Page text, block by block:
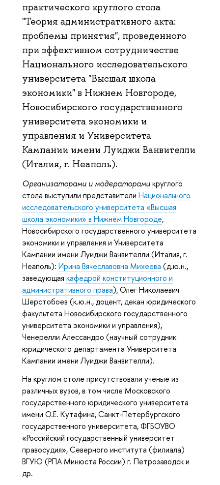
практического круглого стола
"Теория административного акта:
проблемы принятия", проведенного
при эффективном сотрудничестве
Национального исследовательского
университета "Высшая школа
экономики" в Нижнем Новгороде,
Новосибирского государственного
университета экономики и
управления и Университета
Кампании имени Луиджи Ванвителли
(Италия, г. Неаполь).
Организаторами и модераторамикруглого
стола выступили представители Национального
исследовательского университета «Высшая
школа экономики» в Нижнем Новгороде,
Новосибирского государственного университета
экономики и управления и Университета
Кампании имени Луиджи Ванвителли (Италия, г.
Неаполь): Ирина Вячеславовна Михеева (д.ю.н.,
заведующая кафедрой конституционного и
административного права), Олег Николаевич
Шерстобоев (к.ю.н., доцент, декан юридического
факультета Новосибирского государственного
университета экономики и управления),
Ченерелли Алессандро (научный сотрудник
юридического департамента Университета
Кампании имени Луиджи Ванвителли).
На круглом столе присутствовали ученые из
различных вузов, в том числе Московского
государственного юридического университета
имени О.Е. Кутафина, Санкт-Петербургского
государственного университета, ФГБОУВО
«Российский государственный университет
правосудия»,Северного института (филиала)
ВГУЮ (РПА Минюста России) г. Петрозаводск и
др.